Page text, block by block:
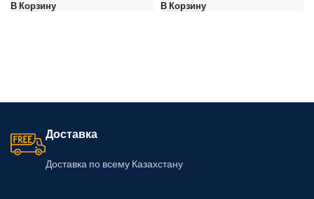
В Корзину В Корзину
Доставка
Доставка по всему Казахстану